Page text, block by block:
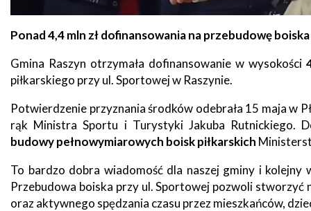
Ochrona
Środowiska
i
Odpadami
Oświata
Zgłaszanie
awarii
System
SMS
open
new
window
Zamówienia
Publiczne
Eko
Raszyn
Dostępność
Język
migowy
w
Urzędzie
OSP
Parafie
Ponad 4,4 mln zł dofinansowania na przebudowę
Gmina Raszyn otrzymała dofinansowanie w wysokości
piłkarskiego przy ul. Sportowej w Raszynie.
Potwierdzenie przyznania środków odebrała 15 maja w
rąk Ministra Sportu i Turystyki Jakuba Rutnickiego.
budowy pełnowymiarowych boisk piłkarskich
To bardzo dobra wiadomość dla naszej gminy i
Przebudowa boiska przy ul. Sportowej pozwoli
oraz aktywnego spędzania czasu przez mieszkańców,